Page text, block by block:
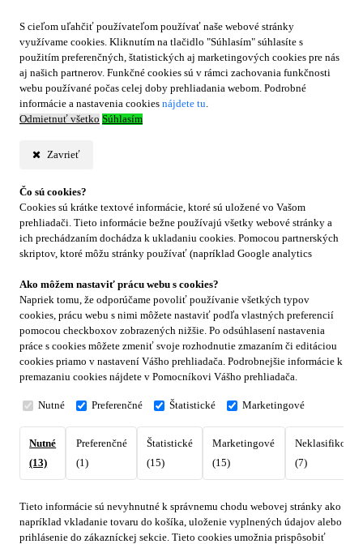
S cieľom uľahčiť používateľom používať naše webové stránky
využívame cookies. Kliknutím na tlačidlo "Súhlasím" súhlasíte s
použitím preferenčných, štatistických aj marketingových cookies pre nás
aj našich partnerov. Funkčné cookies sú v rámci zachovania funkčnosti
webu používané počas celej doby prehliadania webom. Podrobné
informácie a nastavenia cookies nájdete tu.
Odmietnuť všetko Súhlasím
Zavrieť
Čo sú cookies?
Cookies sú krátke textové informácie, ktoré sú uložené vo Vašom
prehliadači. Tieto informácie bežne používajú všetky webové stránky a
ich prechádzaním dochádza k ukladaniu cookies. Pomocou partnerských
skriptov, ktoré môžu stránky používať (napríklad Google analytics
Ako môžem nastaviť prácu webu s cookies?
Napriek tomu, že odporúčame povoliť používanie všetkých typov
cookies, prácu webu s nimi môžete nastaviť podľa vlastných preferencií
pomocou checkboxov zobrazených nižšie. Po odsúhlasení nastavenia
práce s cookies môžete zmeniť svoje rozhodnutie zmazaním či editáciou
cookies priamo v nastavení Vášho prehliadača. Podrobnejšie informácie k
premazaniu cookies nájdete v Pomocníkovi Vášho prehliadača.
Nutné Preferenčné Štatistické Marketingové
Nutné
(13)
Preferenčné
(1)
Štatistické
(15)
Marketingové
(15)
(7)
Tieto informácie sú nevyhnutné k správnemu chodu webovej stránky ako
napríklad vkladanie tovaru do košíka, uloženie vyplnených údajov alebo
prihlásenie do zákazníckej sekcie. Tieto cookies umožnia prispôsobiť